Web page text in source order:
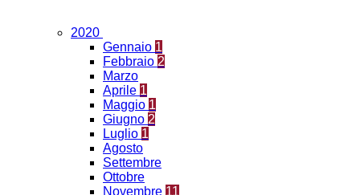
2020
Gennaio 1
Febbraio 2
Marzo
Aprile 1
Maggio 1
Giugno 2
Luglio 1
Agosto
Settembre
Ottobre
Novembre 11